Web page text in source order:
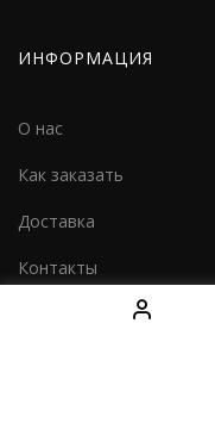
ИНФОРМАЦИЯ
О нас
Как заказать
Доставка
Контакты